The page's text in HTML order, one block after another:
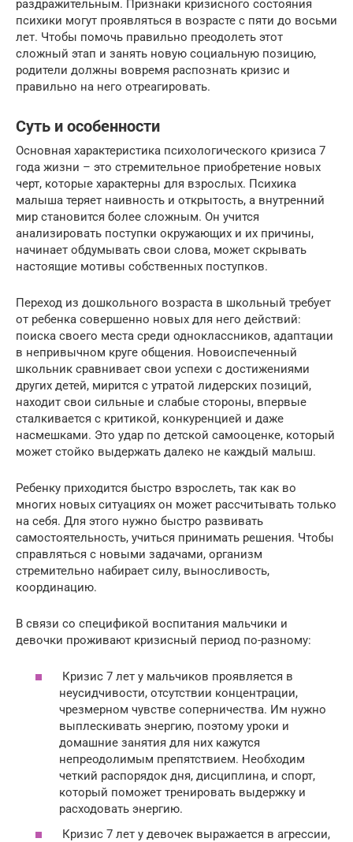
раздражительным. Признаки кризисного состояния
психики могут проявляться в возрасте с пяти до восьми
лет. Чтобы помочь правильно преодолеть этот
сложный этап и занять новую социальную позицию,
родители должны вовремя распознать кризис и
правильно на него отреагировать.
Суть и особенности
Основная характеристика психологического кризиса 7
года жизни – это стремительное приобретение новых
черт, которые характерны для взрослых. Психика
малыша теряет наивность и открытость, а внутренний
мир становится более сложным. Он учится
анализировать поступки окружающих и их причины,
начинает обдумывать свои слова, может скрывать
настоящие мотивы собственных поступков.
Переход из дошкольного возраста в школьный требует
от ребенка совершенно новых для него действий:
поиска своего места среди одноклассников, адаптации
в непривычном круге общения. Новоиспеченный
школьник сравнивает свои успехи с достижениями
других детей, мирится с утратой лидерских позиций,
находит свои сильные и слабые стороны, впервые
сталкивается с критикой, конкуренцией и даже
насмешками. Это удар по детской самооценке, который
может стойко выдержать далеко не каждый малыш.
Ребенку приходится быстро взрослеть, так как во
многих новых ситуациях он может рассчитывать только
на себя. Для этого нужно быстро развивать
самостоятельность, учиться принимать решения. Чтобы
справляться с новыми задачами, организм
стремительно набирает силу, выносливость,
координацию.
В связи со спецификой воспитания мальчики и
девочки проживают кризисный период по-разному:
Кризис 7 лет у мальчиков проявляется в
неусидчивости, отсутствии концентрации,
чрезмерном чувстве соперничества. Им нужно
выплескивать энергию, поэтому уроки и
домашние занятия для них кажутся
непреодолимым препятствием. Необходим
четкий распорядок дня, дисциплина, и спорт,
который поможет тренировать выдержку и
расходовать энергию.
Кризис 7 лет у девочек выражается в агрессии,